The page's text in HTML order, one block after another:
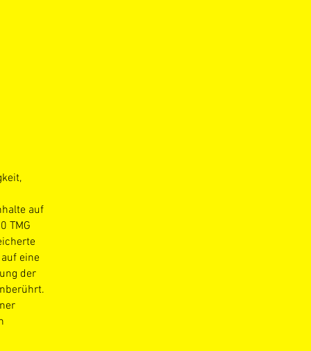
auf
TMG
eine
der